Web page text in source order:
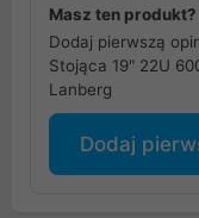
Masz ten produkt?
Dodaj pierwszą
Stojąca 19" 22U
Lanberg
Dodaj